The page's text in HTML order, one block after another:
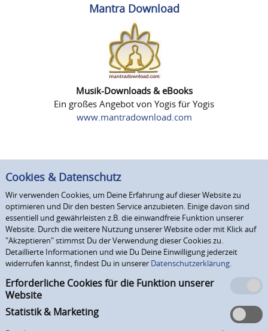
Mantra Download
Musik-Downloads & eBooks
Ein großes Angebot von Yogis für Yogis
www.mantradownload.com
Cookies & Datenschutz
Wir verwenden Cookies, um Deine Erfahrung auf dieser Website zu
optimieren und Dir den besten Service anzubieten. Einige davon sind
essentiell und gewährleisten z.B. die einwandfreie Funktion unserer
Website. Durch die weitere Nutzung unserer Website oder mit Klick auf
"Akzeptieren" stimmst Du der Verwendung dieser Cookies zu.
Detaillierte Informationen und wie Du Deine Einwilligung jederzeit
widerrufen kannst, findest Du in unserer Datenschutzerklärung.
Erforderliche Cookies für die Funktion unserer
Website
Statistik & Marketing